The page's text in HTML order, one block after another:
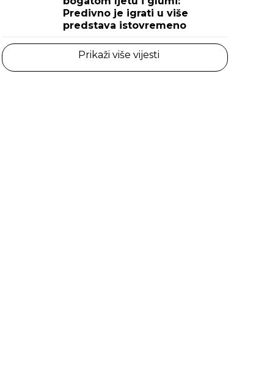
Predivno je igrati u više
predstava istovremeno
Prikaži više vijesti